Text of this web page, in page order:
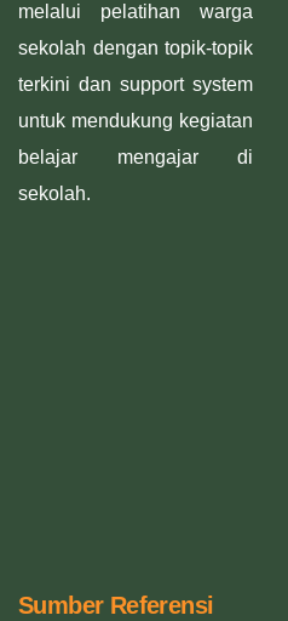
melalui pelatihan warga
sekolah dengan topik-topik
terkini dan support system
untuk mendukung kegiatan
belajar mengajar di
sekolah.
Sumber Referensi